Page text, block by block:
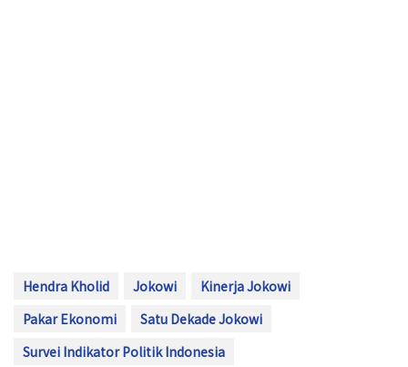
Hendra Kholid Jokowi
Kinerja Jokowi
Pakar Ekonomi
Satu Dekade Jokowi
Survei Indikator Politik Indonesia